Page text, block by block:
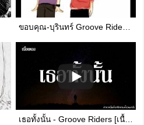
ขอบคุณ-บุรินทร์ Groove Riders Feat.Palmy
เธอทั้งนั้น - Groove Riders [เนื้อเพลง]